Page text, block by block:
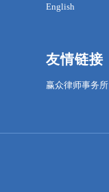
English
友情链接
赢众律师事务所